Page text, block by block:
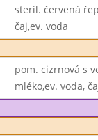
steril. červená
čaj,ev. voda
pom. cizrnová s
mléko,ev. voda,